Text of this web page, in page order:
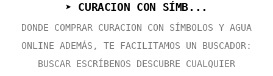
➤ CURACION CON SÍMB...
DONDE COMPRAR CURACION CON SÍMBOLOS Y AGUA
ONLINE ADEMÁS, TE FACILITAMOS UN BUSCADOR:
BUSCAR ESCRÍBENOS DESCUBRE CUALQUIER